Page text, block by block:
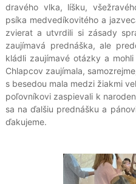
dravého vlka, líšku,
psíka medvedíkovitého a
zvierat a utvrdili si zásady
zaujímavá prednáška, ale
kládli zaujímavé otázky a
Chlapcov zaujímala,
s besedou mala medzi žiakmi
poľovníkovi zaspievali k
sa na ďalšiu prednášku a
ďakujeme.